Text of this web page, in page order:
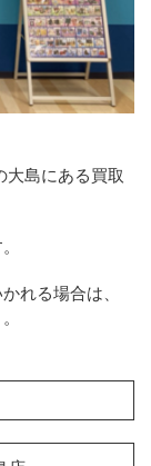
大島にある買取
れる場合は、